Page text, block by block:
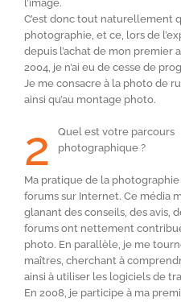
l’image.
C’est donc tout naturellement
photographie, et ce, lors de
depuis l’achat de mon premier
2004, je n’ai eu de cesse de
Je me consacre à la photo de
ainsi qu’au montage photo.
2
Quel est votre parcours
photographique ?
Ma pratique de la
forums sur Internet. Ce média
glanant des conseils, des avis,
forums ont nettement
photo. En parallèle, je me
maîtres, cherchant à
ainsi à utiliser les logiciels de
En 2008, je participe à ma